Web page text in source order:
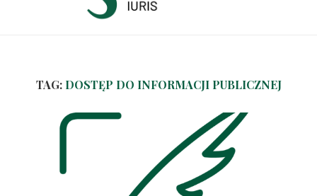
TAG: DOSTĘP DO INFORMACJI PUBLICZNEJ